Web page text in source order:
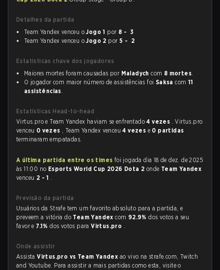
Detalhes da partida
Team Yandex venceu oJogo 1 por 8 - 3
Team Yandex venceu oJogo 2 por 5 - 2
Estatísticas chave dos jogadores
Maiores mortes foram causadas por Maladych com 8 mortes.
O jogador com maior número de assistências foi Saksa com 11
assistências.
Estatísticas Head-to-head
Virtus.pro e Team Yandex haviam se enfrentado4 vezes . Virtus.pro
venceu 0 vezes , Team Yandex venceu4 vezes e 0 partidas
terminaram empatadas.
A última partida entre os times foi jogada dia 18 de dez. de 2025
às 11:00 no Esports World Cup 2026 Dota 2 onde Team Yandex
venceu 2 - 1 .
Previsão da partida
Usuários da Strafe tem um favorito absoluto para a partida, e
preveem a vitória do Team Yandexcom 92.9%dos votos a seu
favor e 7.1%dos votos paraVirtus.pro .
Onde assistir
AssistaVirtus.pro vs Team Yandex ao vivo na strafe.com, Twitch
and Youtube. Para assistir a mais partidas como esta, visite o